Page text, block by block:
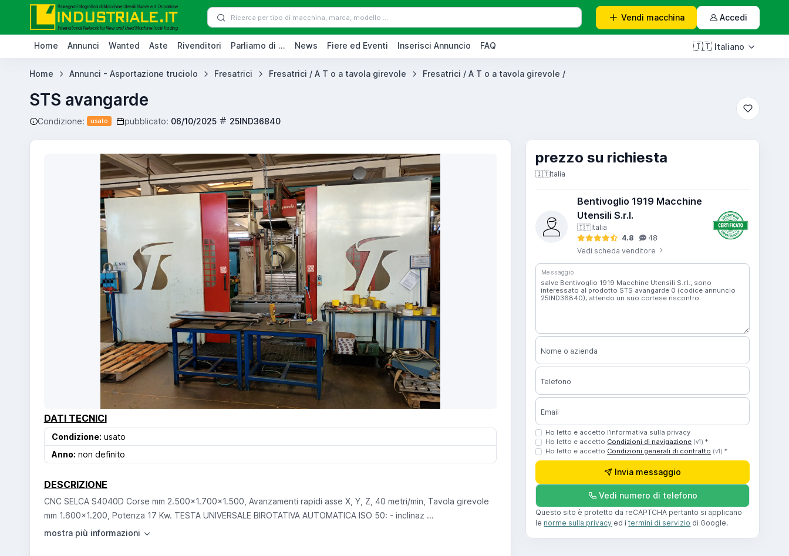
Vendi macchina Accedi
Home Annunci Wanted Aste Rivenditori Parliamo di ... News Fiere ed Eventi Inserisci Annuncio FAQ 🇮🇹 Italiano
Home Annunci - Asportazione truciolo Fresatrici Fresatrici / A T o a tavola girevole Fresatrici / A T o a tavola girevole /
STS avangarde
Condizione: usato pubblicato: 06/10/2025 25IND36840
DATI TECNICI
Condizione: usato
Anno: non definito
DESCRIZIONE
CNC SELCA S4040D Corse mm 2.500x1.700x1.500, Avanzamenti rapidi asse X, Y, Z, 40 metri/min, Tavola girevole
mm 1.600x1.200, Potenza 17 Kw. TESTA UNIVERSALE BIROTATIVA AUTOMATICA ISO 50: - inclinaz ...
prezzo su richiesta
🇮🇹Italia
Bentivoglio 1919 Macchine
Utensili S.r.l.
🇮🇹Italia
4.8
48
Vedi scheda venditore
Messaggio
Nome o azienda
Telefono
Email
Ho letto e accetto l’informativa sulla privacy
Ho letto e accetto Condizioni di navigazione (v1) *
Ho letto e accetto Condizioni generali di contratto (v1) *
Invia messaggio
Vedi numero di telefono
Questo sito è protetto da reCAPTCHA pertanto si applicano
le norme sulla privacy ed itermini di servizio di Google.